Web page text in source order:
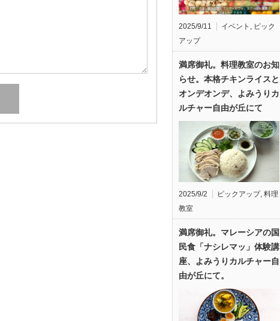
2025/9/11 イベント , ピック
アップ
満席御礼。料理教室のお知
らせ。本格チキンライスと
オンデオンデ、よみうりカ
ルチャー自由が丘にて
2025/9/2 ピックアップ, 料理
教室
満席御礼。マレーシアの国
民食「ナシレマッ」体験講
座、よみうりカルチャー自
由が丘にて。